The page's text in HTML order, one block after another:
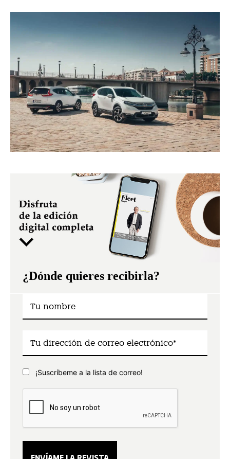
¿Dónde quieres recibirla?
¡Suscríbeme a la lista de correo!